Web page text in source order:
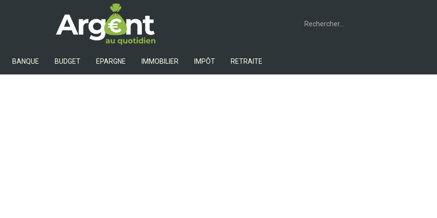
Argent Au Quotidien
Rechercher :
BANQUE BUDGET EPARGNE IMMOBILIER IMPÔT RETRAITE